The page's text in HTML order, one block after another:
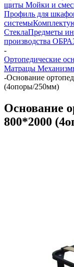
щиты Мойки и
Профиль для
системы
СтеклаПредметы
производства
-
Ортопедические
Матрацы
-Основание
(4опоры/250мм)
Основание
800*2000